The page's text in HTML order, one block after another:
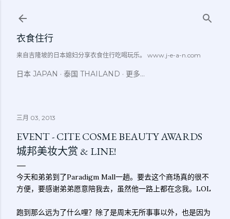
衣食住行
来自吉隆坡的日本媳妇分享衣食住行吃喝玩乐。 www.j-e-a-n.com
日本 JAPAN 泰国 THAILAND 更多…
三月 03, 2013
EVENT - CITE COSME BEAUTY AWARDS
城邦美妆大赏 & LINE!
今天和弟弟到了Paradigm Mall一趟。要去这个商场真的很不
方便，要感谢弟弟愿意陪我去，虽然他一路上都在念我。LOL
跑到那么远为了什么哩？除了是周末无所事事以外，也是因为